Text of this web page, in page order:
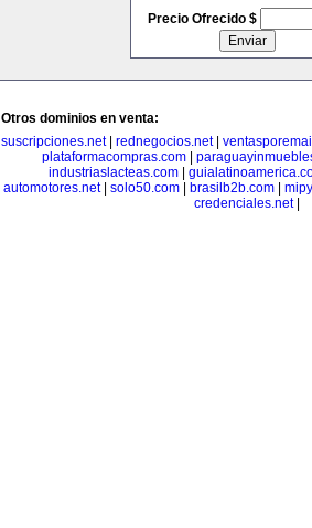
Precio Ofrecido $
Otros dominios en venta:
suscripciones.net| rednegocios.net|
plataformacompras.com
industriaslacteas.com
automotores.net| solo50.com brasilb2b.com
credenciales.net|